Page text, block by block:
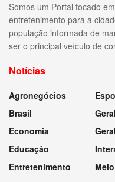
Somos um Portal focado
entretenimento para a
população informada de
ser o principal veículo de
Notícias
Agronegócios
Brasil
Economia
Educação
Entretenimento
Geral
Geral